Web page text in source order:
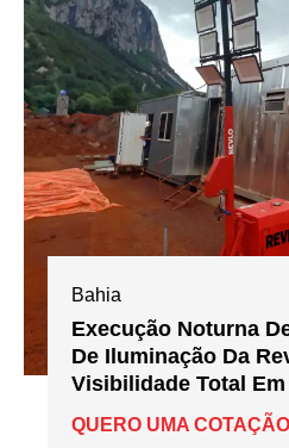
Bahia
Execução Noturna
De Iluminação Da
Visibilidade Total
QUERO UMA COTAÇÃO